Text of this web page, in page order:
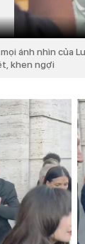
ánh nhìn của
khen ngợi